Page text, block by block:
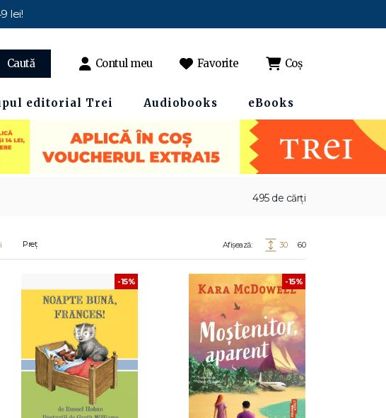
lei!
Caută Contul meu Favorite Coș
editorial Trei Audiobooks eBooks
495 de cărți
Preț Afișează: 30 60
-15% -15%